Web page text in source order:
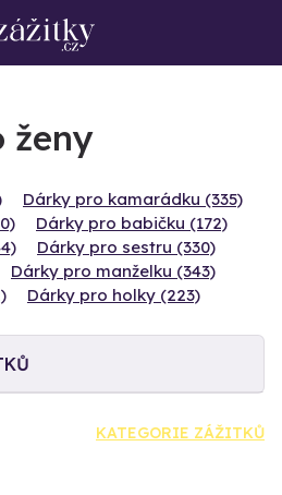
ženy
Dárky pro kamarádku (335)
Dárky pro babičku (172)
Dárky pro sestru (330)
Dárky pro manželku (343)
Dárky pro holky (223)
KATEGORIE ZÁŽITKŮ